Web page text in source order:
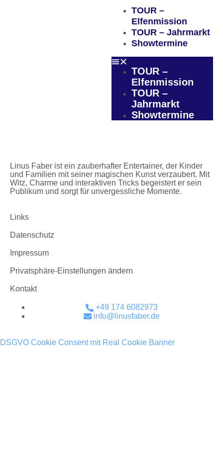
TOUR –
Elfenmission
TOUR – Jahrmarkt
Showtermine
TOUR –
Elfenmission
TOUR –
Jahrmarkt
Showtermine
Linus Faber ist ein zauberhafter Entertainer, der Kinder
und Familien mit seiner magischen Kunst verzaubert. Mit
Witz, Charme und interaktiven Tricks begeistert er sein
Publikum und sorgt für unvergessliche Momente.
Links
Datenschutz
Impressum
Privatsphäre-Einstellungen ändern
Kontakt
+49 174 6082973
info@linusfaber.de
DSGVO Cookie Consent mit Real Cookie Banner